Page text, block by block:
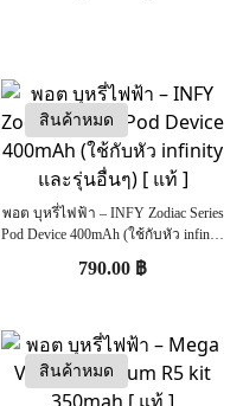
สินค้าหมด
พอต บุหรี่ไฟฟ้า – INFY Zodiac Series
Pod Device 400mAh (ใช้กับหัว infinity
790.00 ฿
สินค้าหมด